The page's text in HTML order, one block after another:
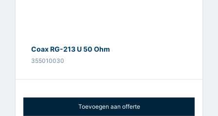
Coax RG-213 U 50 Ohm
355010030
Toevoegen aan offerte